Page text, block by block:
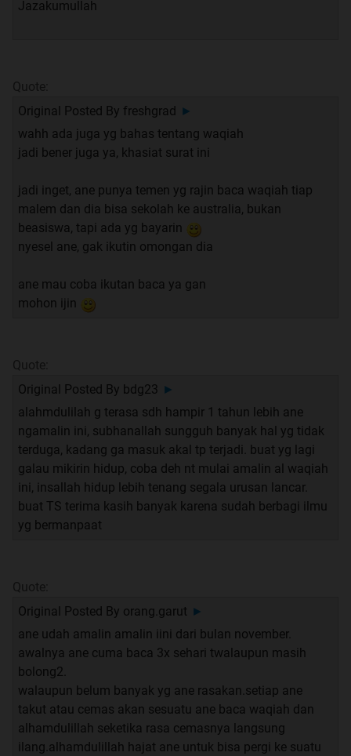
Jazakumullah
Quote:
Original Posted By freshgrad ►
wahh ada juga yg bahas tentang waqiah
jadi bener juga ya, khasiat surat ini
jadi inget, ane punya temen yg rajin baca waqiah tiap
malem dan dia bisa sekolah ke australia, bukan
beasiswa, tapi ada yg bayarin
nyesel ane, gak ikutin omongan dia
ane mau coba ikutan baca ya gan
mohon ijin
Quote:
Original Posted By bdg23 ►
alahmdulilah g terasa sdh hampir 1 tahun lebih ane
ngamalin ini, subhanallah sungguh banyak hal yg tidak
terduga, kadang ga masuk akal tp terjadi. buat yg lagi
galau mikirin hidup, coba deh nt mulai amalin al waqiah
ini, insallah hidup lebih tenang segala urusan lancar.
buat TS terima kasih banyak karena sudah berbagi ilmu
yg bermanpaat
Quote:
Original Posted By orang.garut ►
ane udah amalin amalin iini dari bulan november.
awalnya ane cuma baca 3x sehari twalaupun masih
bolong2.
walaupun belum banyak yg ane rasakan.setiap ane
takut atau cemas akan sesuatu ane baca waqiah dan
alhamdulillah seketika rasa cemasnya langsung
ilang.alhamdulillah hajat ane untuk bisa pergi ke suatu